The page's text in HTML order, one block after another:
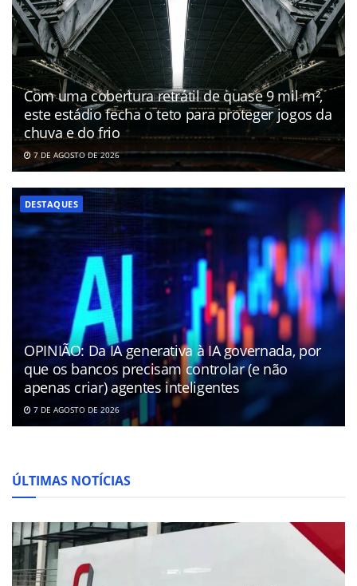
Com uma cobertura retrátil de quase 9 mil m²,
este estádio fecha o teto para proteger jogos da
chuva e do frio
7 DE AGOSTO DE 2026
DESTAQUES
OPINIÃO: Da IA generativa à IA governada, por
que os bancos precisam controlar (e não
apenas criar) agentes inteligentes
7 DE AGOSTO DE 2026
ÚLTIMAS NOTÍCIAS